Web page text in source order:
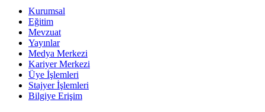
Kurumsal
Eğitim
Mevzuat
Yayınlar
Medya Merkezi
Kariyer Merkezi
Üye İşlemleri
Stajyer İşlemleri
Bilgiye Erişim